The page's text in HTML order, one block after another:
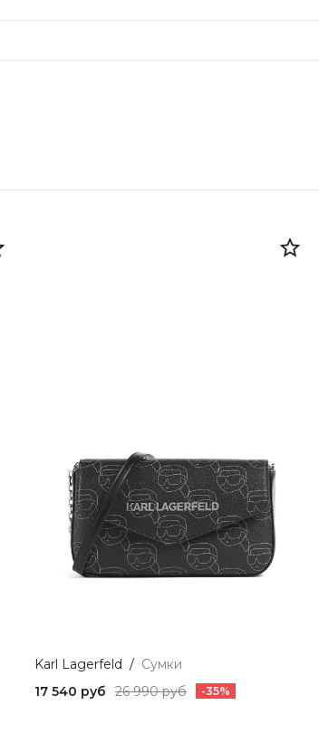
Karl Lagerfeld / Сумки
17 540 руб
26 990 руб -35%